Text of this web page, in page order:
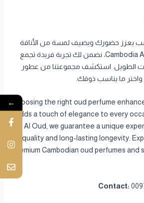
يعزز حضورك ويضيف لمسة من الأناقة
لكل مناسبة. مع Cambodia Al Oud، نضمن لك تجربة فريدة تجمع
الطويل. استكشف مجموعتنا من عطور
واختر ما يناسب ذوقك.
Choosing the right oud perfume
adds a touch of elegance to every
Al Oud, we guarantee a unique
quality and long-lasting longevity.
premium Cambodian oud perfumes and
←